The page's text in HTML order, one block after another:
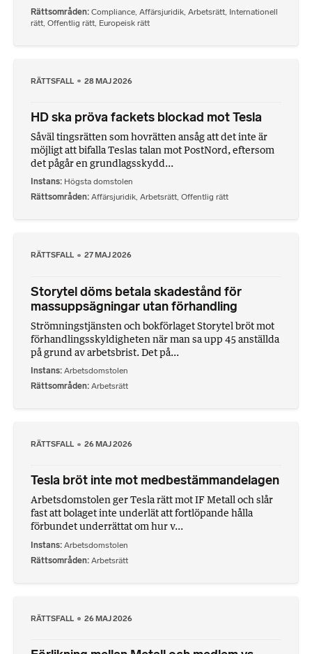
Rättsområden Compliance Affärsjuridik Arbetsrätt Internationell
rätt Offentlig rätt Europeisk rätt
RÄTTSFALL 28 MAJ 2026
HD ska pröva fackets blockad mot Tesla
Såväl tingsrätten som hovrätten ansåg att det inte är
möjligt att bifalla Teslas talan mot PostNord, eftersom
det pågår en grundlagsskydd...
Instans Högsta domstolen
Rättsområden Affärsjuridik, Arbetsrätt, Offentlig rätt
RÄTTSFALL 27 MAJ 2026
Storytel döms betala skadestånd för
massuppsägningar utan förhandling
Strömningstjänsten och bokförlaget Storytel bröt mot
förhandlingsskyldigheten när man sa upp 45 anställda
på grund av arbetsbrist. Det på...
Instans Arbetsdomstolen
Rättsområden Arbetsrätt
RÄTTSFALL 26 MAJ 2026
Tesla bröt inte mot medbestämmandelagen
Arbetsdomstolen ger Tesla rätt mot IF Metall och slår
fast att bolaget inte underlät att fortlöpande hålla
förbundet underrättat om hur v...
Instans Arbetsdomstolen
Rättsområden Arbetsrätt
RÄTTSFALL 26 MAJ 2026